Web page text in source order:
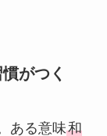
がつく
ある意味和